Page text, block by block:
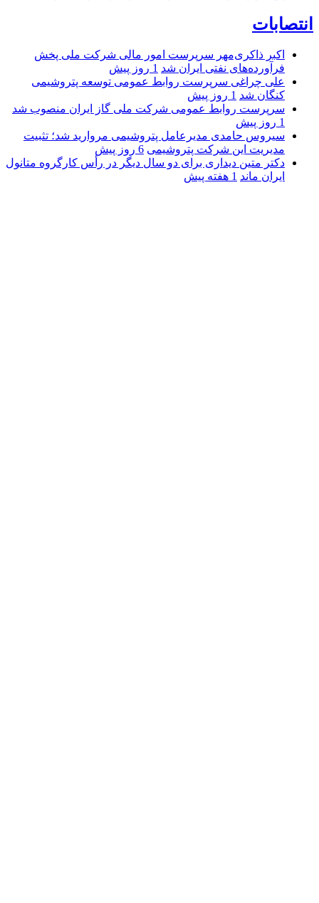
انتصابات
اکبر ذاکری‌مهر سرپرست امور مالی شرکت ملی پخش
فرآورده‌های نفتی ایران شد 1 روز پیش
علی چراغی سرپرست روابط عمومی توسعه پتروشیمی
کنگان شد 1 روز پیش
سرپرست روابط عمومی شرکت ملی گاز ایران منصوب شد
1 روز پیش
سیروس حامدی مدیرعامل پتروشیمی مروارید شد؛ تثبیت
مدیریت این شرکت پتروشیمی 6 روز پیش
دکتر متین دیداری برای دو سال دیگر در رأس کارگروه متانول
ایران ماند 1 هفته پیش